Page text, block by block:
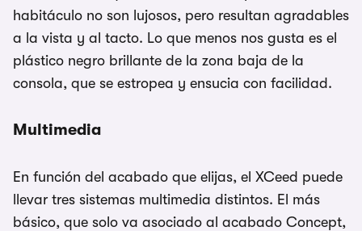
habitáculo no son lujosos, pero resultan agradables
a la vista y al tacto. Lo que menos nos gusta es el
plástico negro brillante de la zona baja de la
consola, que se estropea y ensucia con facilidad.
Multimedia
En función del acabado que elijas, el XCeed puede
llevar tres sistemas multimedia distintos. El más
básico, que solo va asociado al acabado Concept,